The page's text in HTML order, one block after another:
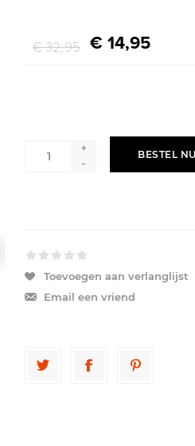
€ 32,95 € 14,95
+
-
BESTEL
Toevoegen aan verlanglijst
Email een vriend